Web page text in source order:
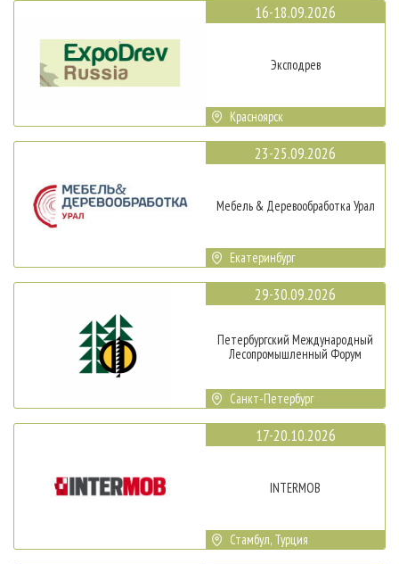
16-18.09.2026
Эксподрев
Красноярск
23-25.09.2026
Мебель & Деревообработка Урал
Екатеринбург
29-30.09.2026
Петербургский Международный
Лесопромышленный Форум
Санкт-Петербург
17-20.10.2026
INTERMOB
Стамбул, Турция